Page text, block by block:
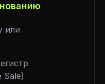
или
Sale)